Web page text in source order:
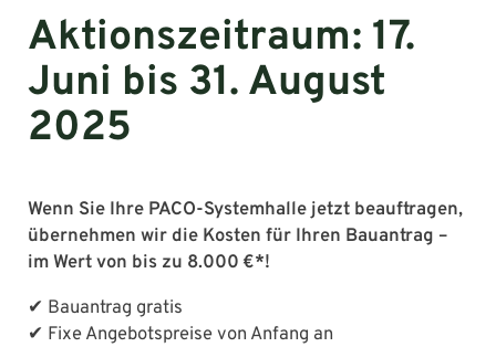
Aktionszeitraum: 17.
Juni bis 31. August
2025
Wenn Sie Ihre PACO-Systemhalle jetzt beauftragen,
übernehmen wir die Kosten für Ihren Bauantrag –
im Wert von bis zu 8.000 €*!
✔ Bauantrag gratis
✔ Fixe Angebotspreise von Anfang an